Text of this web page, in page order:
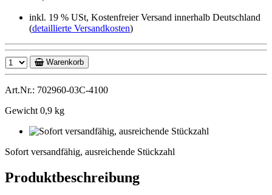
inkl. 19 % USt, Kostenfreier Versand innerhalb Deutschland
(detaillierte Versandkosten)
Warenkorb
Art.Nr.: 702960-03C-4100
Gewicht 0,9 kg
Sofort versandfähig, ausreichende Stückzahl
Produktbeschreibung